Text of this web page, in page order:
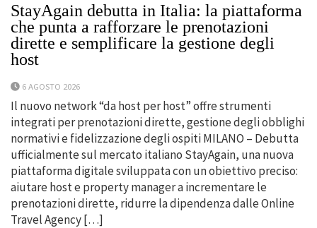
StayAgain debutta in Italia: la piattaforma
che punta a rafforzare le prenotazioni
dirette e semplificare la gestione degli
host
6 AGOSTO 2026
Il nuovo network “da host per host” offre strumenti
integrati per prenotazioni dirette, gestione degli obblighi
normativi e fidelizzazione degli ospiti MILANO – Debutta
ufficialmente sul mercato italiano StayAgain, una nuova
piattaforma digitale sviluppata con un obiettivo preciso:
aiutare host e property manager a incrementare le
prenotazioni dirette, ridurre la dipendenza dalle Online
Travel Agency […]